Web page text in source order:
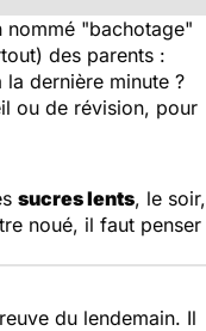
nommé "bachotage"
des parents :
la dernière minute ?
ou de révision, pour
sucres lents, le soir,
noué, il faut penser
du lendemain. Il